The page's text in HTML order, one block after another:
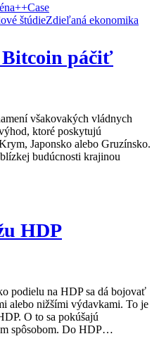
Case
štúdieZdieľaná ekonomika
Bitcoin páčiť
všakovakých vládnych
ktoré poskytujú
Japonsko alebo Gruzínsko.
budúcnosti krajinou
HDP
podielu na HDP sa dá bojovať
alebo nižšími výdavkami. To je
O to sa pokúšajú
spôsobom. Do HDP…